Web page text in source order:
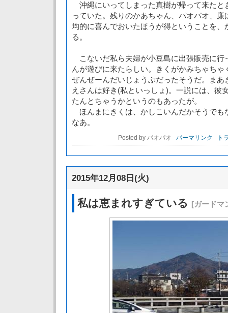
沖縄にいってしまった真樹が帰って来たと
っていた。残りのかあちゃん、パオパオ、
均的に喜んでおいたほうが得ということを、
る。
こないだ私ら夫婦が小豆島に出張販売に行
んが遊びに来たらしい。きくがかみちゃち
ぜんぜーんだいじょうぶだったそうだ。まあ
えさんは好き(私といっしょ)。一説には、彼
たんとちゃうかというのもあったが。
ほんまにきくは、かしこいんだかそうでも
なあ。
Posted by パオパオ パーマリンク ト
2015年12月08日(火)
私は恵まれすぎている [ガードマ